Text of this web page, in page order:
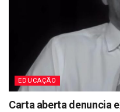
EDUCAÇÃO
Carta aberta denuncia